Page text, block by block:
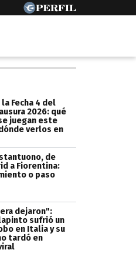
Fecha 4 del
2026: qué
juegan este
verlos en
de
a Fiorentina:
o paso
dejaron":
sufrió un
en Italia y su
tardó en